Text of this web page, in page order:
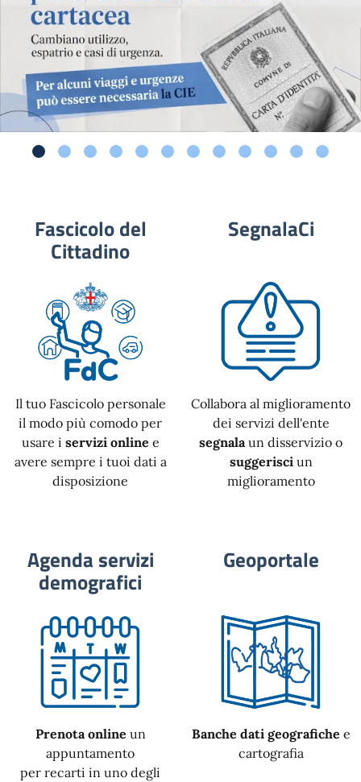
Fascicolo del
Cittadino
Il tuo Fascicolo personale
il modo più comodo per
usare i servizi online e
avere sempre i tuoi dati a
disposizione
SegnalaCi
Collabora al miglioramento
dei servizi dell'ente
segnala un disservizio o
suggerisciun
miglioramento
Agenda servizi
demografici
Prenota online un
appuntamento
per recarti in uno degli
Geoportale
Banche dati geografiche e
cartografia